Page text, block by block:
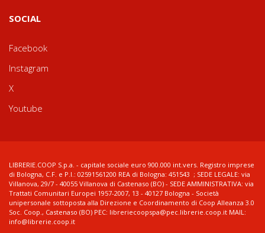
SOCIAL
Facebook
Instagram
X
Youtube
LIBRERIE.COOP S.p.a. - capitale sociale euro 900.000 int.vers. Registro imprese
di Bologna, C.F. e P.I.: 02591561200 REA di Bologna: 451543 ; SEDE LEGALE: via
Villanova, 29/7 - 40055 Villanova di Castenaso (BO) - SEDE AMMINISTRATIVA: via
Trattati Comunitari Europei 1957-2007, 13 - 40127 Bologna - Società
unipersonale sottoposta alla Direzione e Coordinamento di Coop Alleanza 3.0
Soc. Coop., Castenaso (BO) PEC: libreriecoopspa@pec.librerie.coop.it MAIL:
info@librerie.coop.it